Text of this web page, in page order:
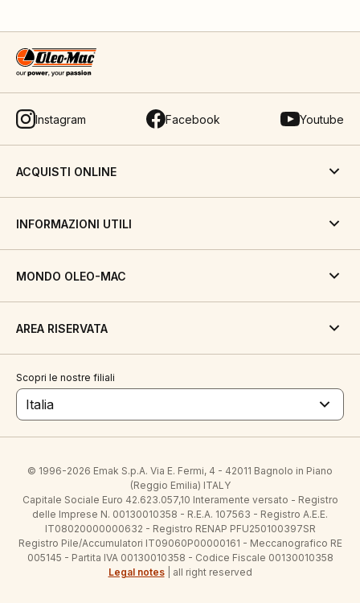
Instagram Facebook Youtube
ACQUISTI ONLINE
INFORMAZIONI UTILI
MONDO OLEO-MAC
AREA RISERVATA
Scopri le nostre filiali
Italia
© 1996-2026 Emak S.p.A. Via E. Fermi, 4 - 42011 Bagnolo in Piano
(Reggio Emilia) ITALY
Capitale Sociale Euro 42.623.057,10 Interamente versato - Registro
delle Imprese N. 00130010358 - R.E.A. 107563 - Registro A.E.E.
IT08020000000632 - Registro RENAP PFU250100397SR
Registro Pile/Accumulatori IT09060P00000161 - Meccanografico RE
005145 - Partita IVA 00130010358 - Codice Fiscale 00130010358
Legal notes| all right reserved